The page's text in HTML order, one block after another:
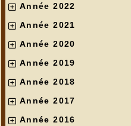
Année 2022
Année 2021
Année 2020
Année 2019
Année 2018
Année 2017
Année 2016